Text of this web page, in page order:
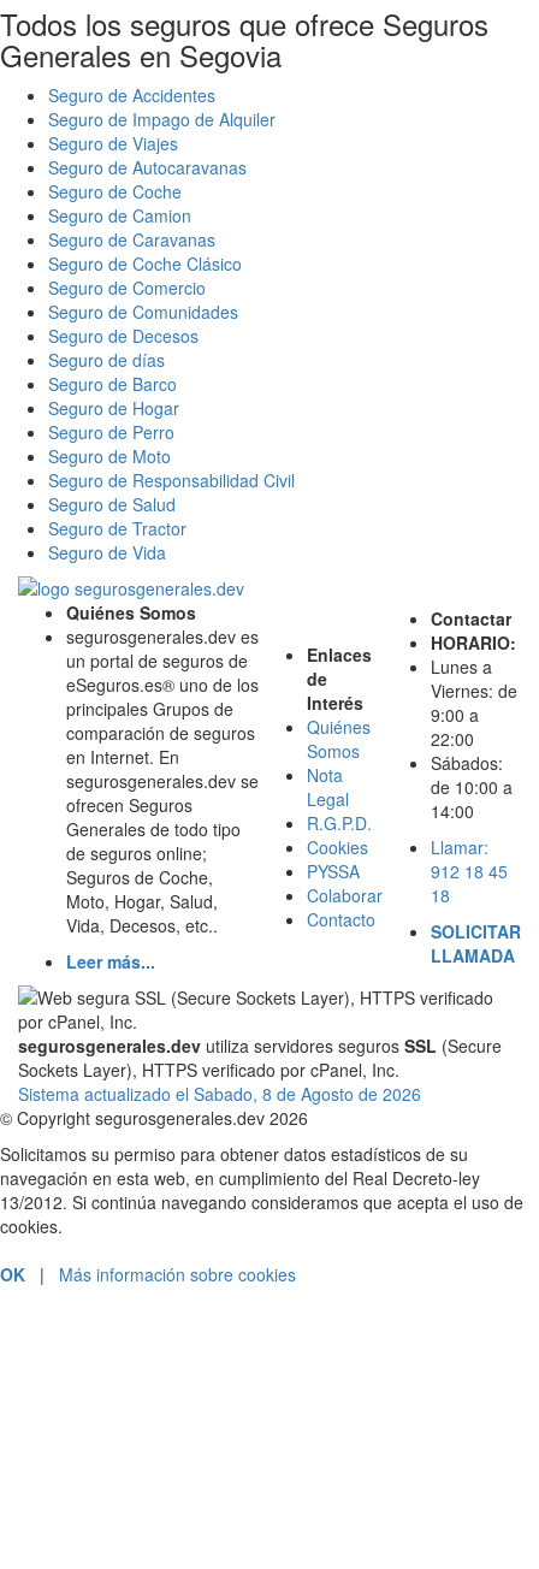
Todos los seguros que ofrece Seguros
Generales en Segovia
Seguro de Accidentes
Seguro de Impago de Alquiler
Seguro de Viajes
Seguro de Autocaravanas
Seguro de Coche
Seguro de Camion
Seguro de Caravanas
Seguro de Coche Clásico
Seguro de Comercio
Seguro de Comunidades
Seguro de Decesos
Seguro de días
Seguro de Barco
Seguro de Hogar
Seguro de Perro
Seguro de Moto
Seguro de Responsabilidad Civil
Seguro de Salud
Seguro de Tractor
Seguro de Vida
Quiénes Somos
segurosgenerales.dev es
un portal de seguros de
eSeguros.es® uno de los
principales Grupos de
comparación de seguros
en Internet. En
segurosgenerales.dev se
ofrecen Seguros
Generales de todo tipo
de seguros online;
Seguros de Coche,
Moto, Hogar, Salud,
Vida, Decesos, etc..
Leer más...
Enlaces
de
Interés
Quiénes
Somos
Nota
Legal
R.G.P.D.
Cookies
PYSSA
Colaborar
Contacto
Contactar
HORARIO:
Lunes a
Viernes: de
9:00 a
22:00
Sábados:
de 10:00 a
14:00
Llamar:
912 18 45
18
SOLICITAR
LLAMADA
segurosgenerales.dev utiliza servidores seguros SSL (Secure
Sockets Layer), HTTPS verificado por cPanel, Inc.
Sistema actualizado el Sabado, 8 de Agosto de 2026
© Copyright segurosgenerales.dev 2026
Solicitamos su permiso para obtener datos estadísticos de su
navegación en esta web, en cumplimiento del Real Decreto-ley
13/2012. Si continúa navegando consideramos que acepta el uso de
cookies.
OK | Más información sobre cookies